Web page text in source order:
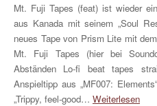
Mt. Fuji Tapes (feat) ist wieder
aus Kanada mit seinem „Soul
neues Tape von Prism Lite mit
Mt. Fuji Tapes (hier bei
Abständen Lo-fi beat tapes
Anspieltipp aus „MF007:
„Trippy, feel-good… Weiterlesen